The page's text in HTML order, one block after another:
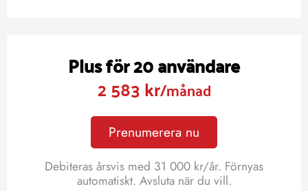
Plus för 20 användare
2 583 kr/månad
Prenumerera nu
Debiteras årsvis med 31 000 kr/år. Förnyas
automatiskt. Avsluta när du vill.